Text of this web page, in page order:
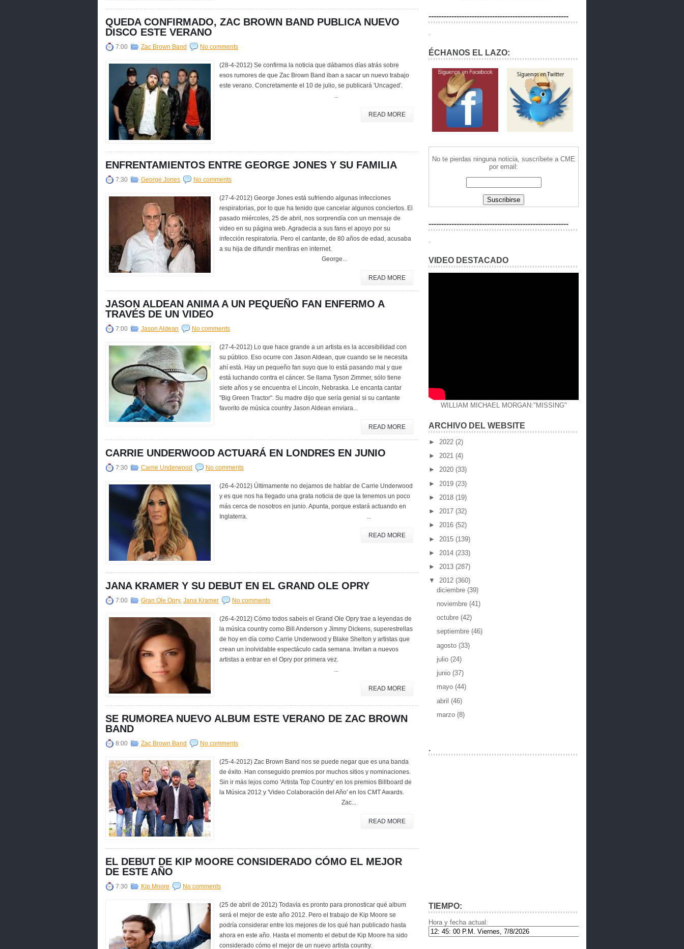
QUEDA CONFIRMADO, ZAC BROWN BAND PUBLICA NUEVO
DISCO ESTE VERANO
7:00 Zac Brown Band No comments
(28-4-2012) Se confirma la noticia que dábamos días atrás sobre
esos rumores de que Zac Brown Band iban a sacar un nuevo trabajo
este verano. Concretamente el 10 de julio, se publicará 'Uncaged'.
...
READ MORE
ENFRENTAMIENTOS ENTRE GEORGE JONES Y SU FAMILIA
7:30 George Jones No comments
(27-4-2012) George Jones está sufriendo algunas infecciones
respiratorias, por lo que ha tenido que cancelar algunos conciertos. El
pasado miércoles, 25 de abril, nos sorprendía con un mensaje de
video en su página web. Agradecia a sus fans el apoyo por su
infección respiratoria. Pero el cantante, de 80 años de edad, acusaba
a su hija de difundir mentiras en internet.
George...
READ MORE
JASON ALDEAN ANIMA A UN PEQUEÑO FAN ENFERMO A
TRAVÉS DE UN VIDEO
7:00 Jason Aldean No comments
(27-4-2012) Lo que hace grande a un artista es la accesibilidad con
su público. Eso ocurre con Jason Aldean, que cuando se le necesita
ahí está. Hay un pequeño fan suyo que lo está pasando mal y que
está luchando contra el cáncer. Se llama Tyson Zimmer, sólo tiene
siete años y se encuentra el Lincoln, Nebraska. Le encanta cantar
"Big Green Tractor". Su madre dijo que sería genial si su cantante
favorito de música country Jason Aldean enviara...
READ MORE
CARRIE UNDERWOOD ACTUARÁ EN LONDRES EN JUNIO
7:30 Carrie Underwood No comments
(26-4-2012) Últimamente no dejamos de hablar de Carrie Underwood
y es que nos ha llegado una grata noticia de que la tenemos un poco
más cerca de nosotros en junio. Apunta, porque estará actuando en
Inglaterra. ...
READ MORE
JANA KRAMER Y SU DEBUT EN EL GRAND OLE OPRY
7:00 Gran Ole Opry, Jana Kramer No comments
(26-4-2012) Cómo todos sabeis el Grand Ole Opry trae a leyendas de
la música country como Bill Anderson y Jimmy Dickens, superestrellas
de hoy en día como Carrie Underwood y Blake Shelton y artistas que
crean un inolvidable espectáculo cada semana. Invitan a nuevos
artistas a entrar en el Opry por primera vez.
...
READ MORE
SE RUMOREA NUEVO ALBUM ESTE VERANO DE ZAC BROWN
BAND
8:00 Zac Brown Band No comments
(25-4-2012) Zac Brown Band nos se puede negar que es una banda
de éxito. Han conseguido premios por muchos sitios y nominaciones.
Sin ir más lejos como 'Artista Top Country' en los premios Billboard de
la Música 2012 y 'Video Colaboración del Año' en los CMT Awards.
Zac...
READ MORE
EL DEBUT DE KIP MOORE CONSIDERADO CÓMO EL MEJOR
DE ESTE AÑO
7:30 Kip Moore No comments
(25 de abril de 2012) Todavía es pronto para pronosticar qué album
será el mejor de este año 2012. Pero el trabajo de Kip Moore se
podría considerar entre los mejores de los qué han publicado hasta
ahora en este año. Hasta el momento el debut de Kip Moore ha sido
considerado cómo el mejor de un nuevo artista country.
-------------------------------------------------------
ÉCHANOS EL LAZO:
No te pierdas ninguna noticia, suscríbete a CME
por email:
-------------------------------------------------------
VIDEO DESTACADO
WILLIAM MICHAEL MORGAN:"MISSING"
ARCHIVO DEL WEBSITE
► 2022 (2)
► 2021 (4)
► 2020 (33)
► 2019 (23)
► 2018 (19)
► 2017 (32)
► 2016 (52)
► 2015 (139)
► 2014 (233)
► 2013 (287)
▼ 2012 (360)
diciembre (39)
noviembre (41)
octubre (42)
septiembre (46)
agosto (33)
julio (24)
junio (37)
mayo (44)
abril (46)
marzo (8)
.
TIEMPO:
Hora y fecha actual: